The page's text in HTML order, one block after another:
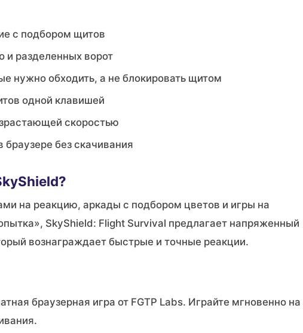
с подбором щитов
и разделенных ворот
нужно обходить, а не блокировать щитом
одной клавишей
скоростью
браузере без скачивания
на реакцию, аркады с подбором цветов и игры на
SkyShield: Flight Survival предлагает напряженный
вознаграждает быстрые и точные реакции.
браузерная игра от FGTP Labs. Играйте мгновенно на